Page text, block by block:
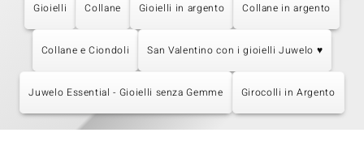
Gioielli Collane Gioielli in argento Collane in argento
Collane e Ciondoli San Valentino con i gioielli Juwelo ♥
Juwelo Essential - Gioielli senza Gemme Girocolli in Argento